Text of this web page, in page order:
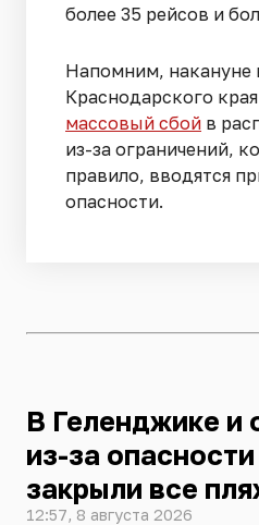
более 35 рейсов и
Напомним, накануне
Краснодарского
массовый сбой в
из-за ограничений,
правило, вводятся
опасности.
В Геленджике и
из-за
закрыли все
12:57, 8 августа 2026